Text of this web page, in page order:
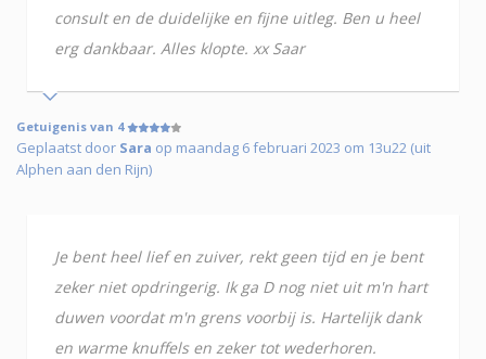
consult en de duidelijke en fijne uitleg. Ben u heel
erg dankbaar. Alles klopte. xx Saar
Getuigenis van 4
Geplaatst door Sara op maandag 6 februari 2023 om 13u22 (uit
Alphen aan den Rijn)
Je bent heel lief en zuiver, rekt geen tijd en je bent
zeker niet opdringerig. Ik ga D nog niet uit m'n hart
duwen voordat m'n grens voorbij is. Hartelijk dank
en warme knuffels en zeker tot wederhoren.